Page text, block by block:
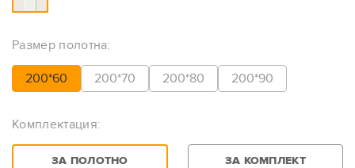
Размер полотна:
200*60 200*70 200*80 200*90
Комплектация:
ЗА ПОЛОТНО ЗА КОМПЛЕКТ